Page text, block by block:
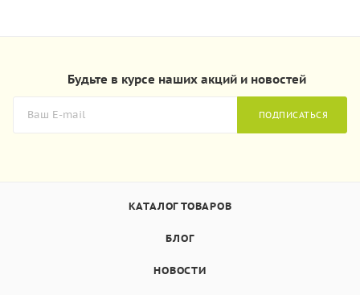
Будьте в курсе наших акций и новостей
ПОДПИСАТЬСЯ
КАТАЛОГ ТОВАРОВ
БЛОГ
НОВОСТИ